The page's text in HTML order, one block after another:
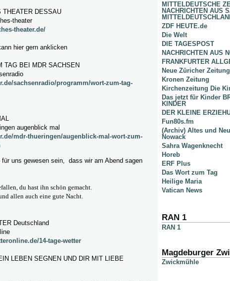
THEATER DESSAU
theater
theater.de/
hier gern anklicken
TAG BEI MDR SACHSEN
sachsenradio/programm/wort-zum-tag-
augenblick mal
mdr-thueringen/augenblick-mal-wort-zum-
für uns gewesen sein, dass wir am Abend sagen
du hast ihn schön gemacht.
allen auch eine gute Nacht.
Deutschland
14-tage-wetter
LEBEN SEGNEN UND DIR MIT LIEBE
MITTELDEUTSCHE
NACHRICHTEN AUS
ZDF HEUTE.de
Die Welt
DIE TAGESPOST
NACHRICHTEN AUS
FRANKFURTER
Neue Züricher Zeitung
Kronen Zeitung
Kirchenzeitung Die
Das jetzt für Kinder
KINDER
DER KLEINE
Fun80s.fm
(Archiv) Altes und
Nowack
Sahra Wagenknecht
Horeb
ERF Plus
Das Wort zum Tag
Heilige Maria
Vatican News
RAN 1
RAN 1
Magdeburger
Zwickmühle